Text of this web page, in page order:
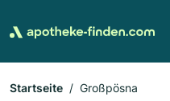
Startseite Großpösna